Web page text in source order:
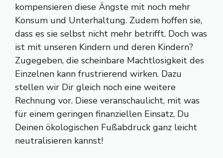
kompensieren diese Ängste mit noch mehr
Konsum und Unterhaltung. Zudem hoffen sie,
dass es sie selbst nicht mehr betrifft. Doch was
ist mit unseren Kindern und deren Kindern?
Zugegeben, die scheinbare Machtlosigkeit des
Einzelnen kann frustrierend wirken. Dazu
stellen wir Dir gleich noch eine weitere
Rechnung vor. Diese veranschaulicht, mit was
für einem geringen finanziellen Einsatz, Du
Deinen ökologischen Fußabdruck ganz leicht
neutralisieren kannst!